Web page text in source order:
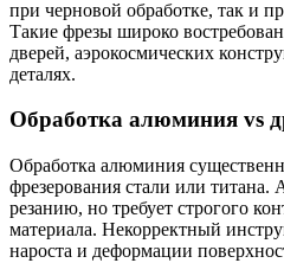
при черновой обработке, так и
Такие фрезы широко
дверей, аэрокосмических
деталях.
Обработка алюминия vs
Обработка алюминия
фрезерования стали или
резанию, но требует строгого
материала. Некорректный
нароста и деформации